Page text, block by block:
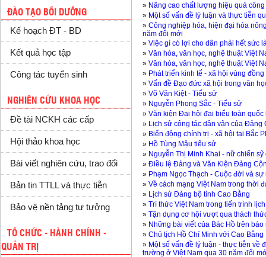
ĐÀO TẠO BỒI DƯỠNG
Kế hoạch ĐT - BD
Kết quả học tập
Công tác tuyển sinh
NGHIÊN CỨU KHOA HỌC
Đề tài NCKH các cấp
Hội thảo khoa học
Bài viết nghiên cứu, trao đổi
Bản tin TTLL và thực tiễn
Bảo vệ nền tảng tư tưởng
TỔ CHỨC - HÀNH CHÍNH -
QUẢN TRỊ
» Nâng cao chất lượng hiệu quả
» Một số vấn đề lý luận và thực tiễn
» Công nghiệp hóa, hiện đại hóa
năm đổi mới
» Việc gì có lợi cho dân phải hết sức
» Văn hóa, văn học, nghệ thuật Việt
» Văn hóa, văn học, nghệ thuật Việt
» Phát triển kinh tế - xã hội vùng
» Vấn đề Đạo đức xã hội trong văn
» Võ Văn Kiệt - Tiểu sử
» Nguyễn Phong Sắc - Tiểu sử
» Văn kiện Đại hội đại biểu toàn quốc
» Lịch sử công tác dân vận của Đảng
» Biến động chính trị - xã hội tại Bắc
» Hồ Tùng Mậu tiểu sử
» Nguyễn Thị Minh Khai - nữ chiến
» Điều lệ Đảng và Văn Kiện Đảng
» Phạm Ngọc Thạch - Cuộc đời và sự
» Về cách mạng Việt Nam trong thời
» Lịch sử Đảng bộ tỉnh Cao Bằng
» Trí thức Việt Nam trong tiến trình
» Tận dụng cơ hội vượt qua thách
» Những bài viết của Bác Hồ trên báo
» Chủ tịch Hồ Chí Minh với Cao Bằng
» Một số vấn đề lý luận - thực tiễn về
trường ở Việt Nam qua 30 năm đổi